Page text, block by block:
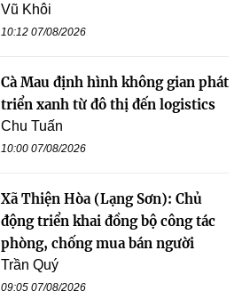
Vũ Khôi
10:12 07/08/2026
Cà Mau định hình không gian phát
triển xanh từ đô thị đến logistics
Chu Tuấn
10:00 07/08/2026
Xã Thiện Hòa (Lạng Sơn): Chủ
động triển khai đồng bộ công tác
phòng, chống mua bán người
Trần Quý
09:05 07/08/2026